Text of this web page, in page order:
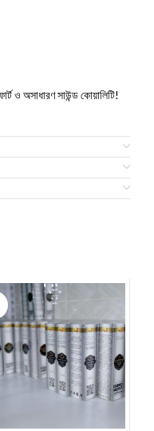
ও অসাধারণ সাউন্ড কোয়ালিটি!